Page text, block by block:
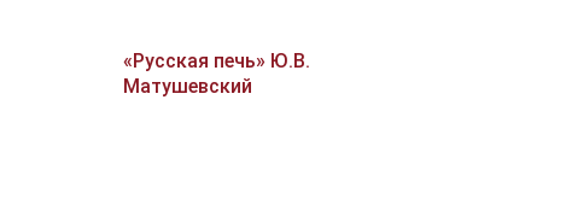
«Русская печь» Ю.В.
Матушевский